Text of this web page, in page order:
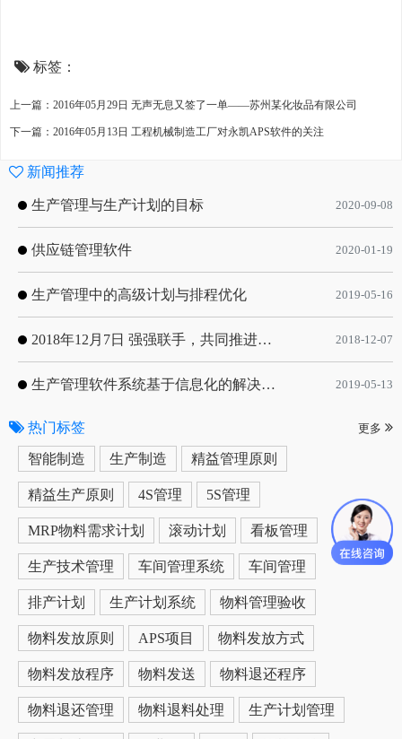
标签：
上一篇：2016年05月29日 无声无息又签了一单——苏州某化妆品有限公司
下一篇：2016年05月13日 工程机械制造工厂对永凯APS软件的关注
新闻推荐
生产管理与生产计划的目标 2020-09-08
供应链管理软件 2020-01-19
生产管理中的高级计划与排程优化 2019-05-16
2018年12月7日 强强联手，共同推进电子器件领域APS应用典范 风华高科生产自动化工业互联网应用项目-APS项目启动会 2018-12-07
生产管理软件系统基于信息化的解决方案 2019-05-13
热门标签 更多
智能制造 生产制造 精益管理原则
精益生产原则 4S管理 5S管理
MRP物料需求计划 滚动计划 看板管理
生产技术管理 车间管理系统 车间管理
排产计划 生产计划系统 物料管理验收
物料发放原则 APS项目 物料发放方式
物料发放程序 物料发送 物料退还程序
物料退还管理 物料退料处理 生产计划管理